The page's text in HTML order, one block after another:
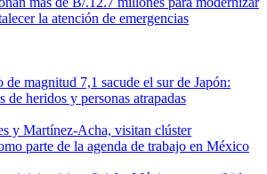
la atención de emergencias
de magnitud 7,1 sacude el sur de Japón:
de heridos y personas atrapadas
y Martínez-Acha, visitan clúster
parte de la agenda de trabajo en México